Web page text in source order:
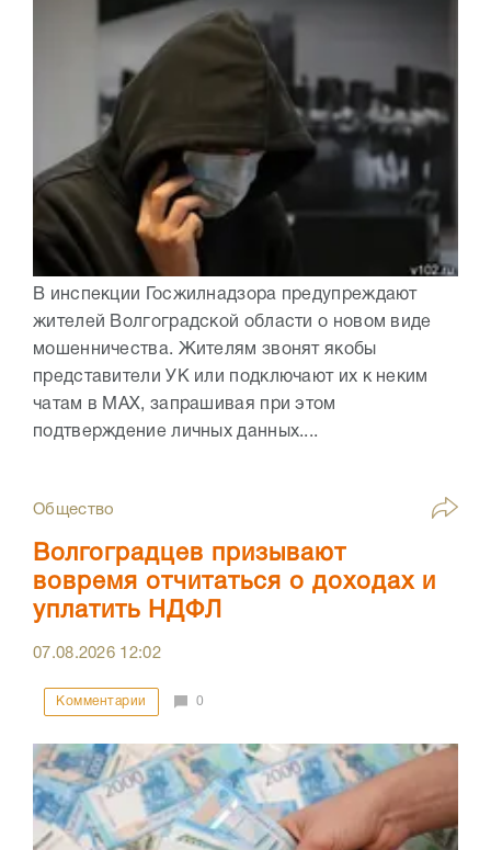
В инспекции Госжилнадзора предупреждают
жителей Волгоградской области о новом виде
мошенничества. Жителям звонят якобы
представители УК или подключают их к неким
чатам в МАХ, запрашивая при этом
подтверждение личных данных....
Общество
Волгоградцев призывают
вовремя отчитаться о доходах и
уплатить НДФЛ
07.08.2026 12:02
Комментарии 0